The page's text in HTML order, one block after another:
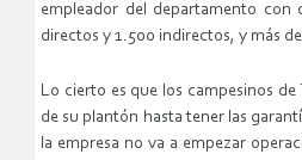
empleador del departamento con
directos y 1.500 indirectos, y más
Lo cierto es que los campesinos de
de su plantón hasta tener las
la empresa no va a empezar